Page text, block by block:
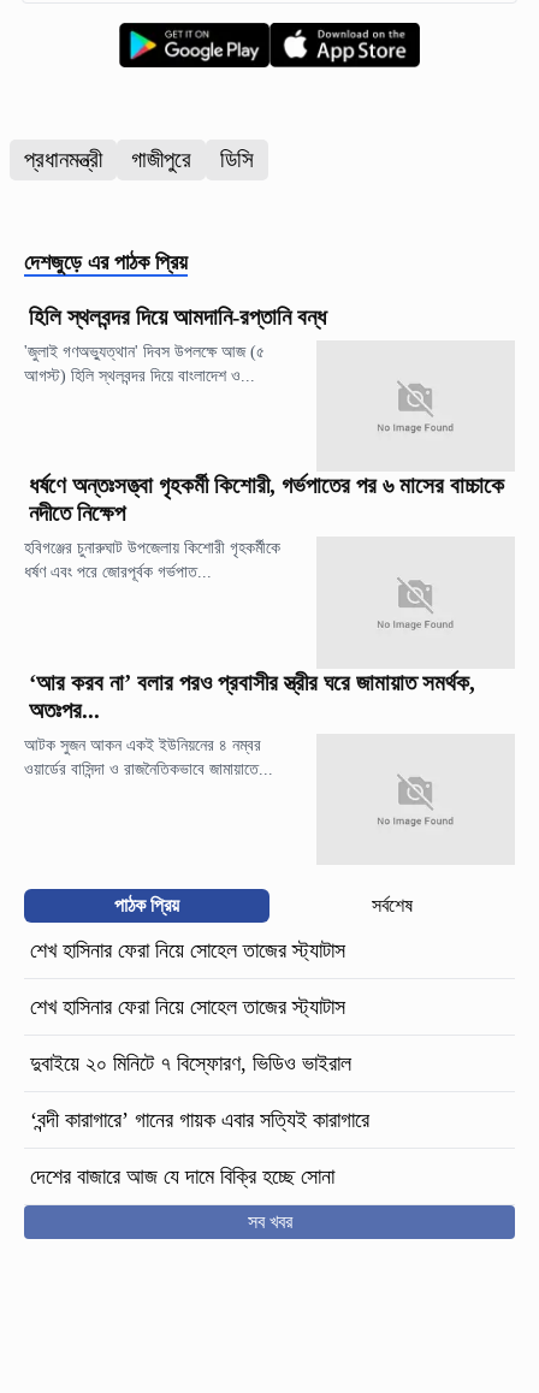
প্রধানমন্ত্রী গাজীপুরে ডিসি
দেশজুড়ে এর পাঠক প্রিয়
হিলি স্থলবন্দর দিয়ে আমদানি-রপ্তানি বন্ধ
'জুলাই গণঅভ্যুত্থান' দিবস উপলক্ষে আজ (৫
আগস্ট) হিলি স্থলবন্দর দিয়ে বাংলাদেশ ও...
ধর্ষণে অন্তঃসত্ত্বা গৃহকর্মী কিশোরী, গর্ভপাতের পর ৬ মাসের বাচ্চাকে
নদীতে নিক্ষেপ
হবিগঞ্জের চুনারুঘাট উপজেলায় কিশোরী গৃহকর্মীকে
ধর্ষণ এবং পরে জোরপূর্বক গর্ভপাত...
‘আর করব না’ বলার পরও প্রবাসীর স্ত্রীর ঘরে জামায়াত সমর্থক,
অতঃপর...
আটক সুজন আকন একই ইউনিয়নের ৪ নম্বর
ওয়ার্ডের বাসিন্দা ও রাজনৈতিকভাবে জামায়াতে...
পাঠক প্রিয় সর্বশেষ
শেখ হাসিনার ফেরা নিয়ে সোহেল তাজের স্ট্যাটাস
শেখ হাসিনার ফেরা নিয়ে সোহেল তাজের স্ট্যাটাস
দুবাইয়ে ২০ মিনিটে ৭ বিস্ফোরণ, ভিডিও ভাইরাল
‘বন্দী কারাগারে’ গানের গায়ক এবার সত্যিই কারাগারে
দেশের বাজারে আজ যে দামে বিক্রি হচ্ছে সোনা
সব খবর